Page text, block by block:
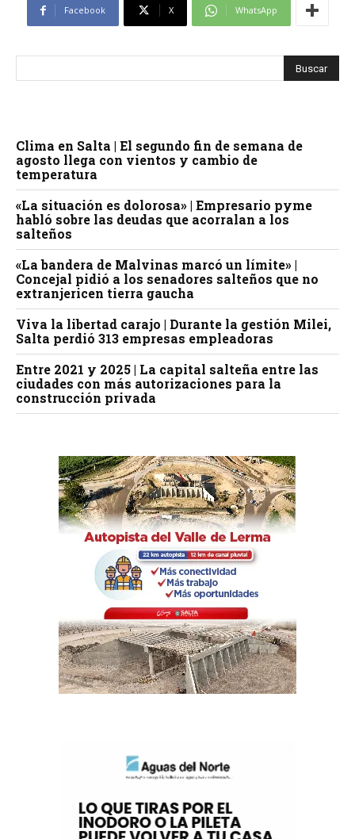
Facebook X WhatsApp
Clima en Salta | El segundo fin de semana de
agosto llega con vientos y cambio de
temperatura
«La situación es dolorosa» | Empresario pyme
habló sobre las deudas que acorralan a los
salteños
«La bandera de Malvinas marcó un límite» |
Concejal pidió a los senadores salteños que no
extranjericen tierra gaucha
Viva la libertad carajo | Durante la gestión Milei,
Salta perdió 313 empresas empleadoras
Entre 2021 y 2025 | La capital salteña entre las
ciudades con más autorizaciones para la
construcción privada